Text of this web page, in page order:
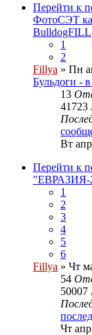
Перейти к
ФотоСЭТ
BulldogFILL
1
2
Fillya » Пн
Бульдоги -
13
41723
Вт
Перейти к
"ЕВРАЗИЯ-
1
2
3
4
5
6
Fillya » Чт
54
50007
Чт